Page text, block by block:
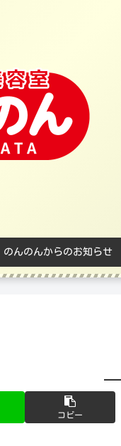
んのんからのお知らせ
コピー